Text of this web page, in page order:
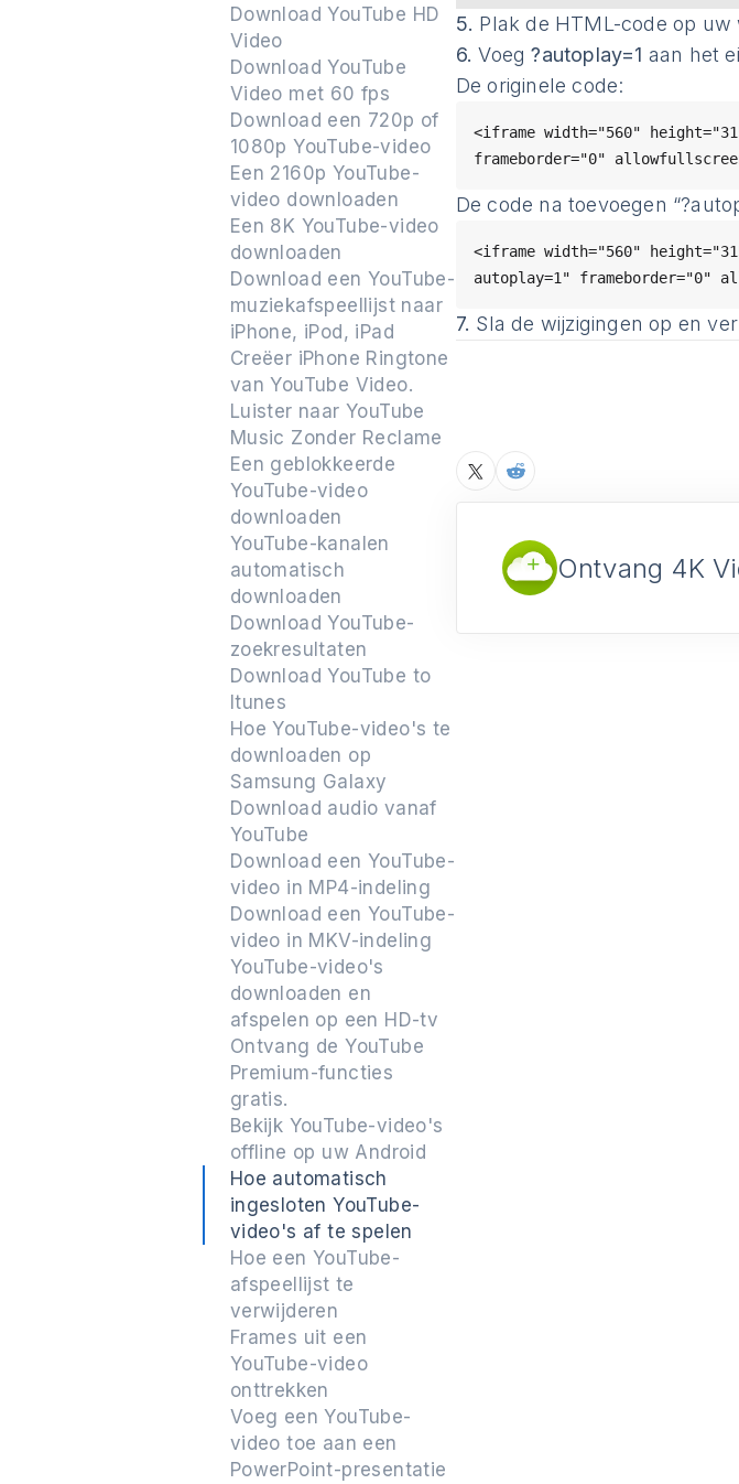
Download YouTube HD
Video
Download YouTube
Video met 60 fps
Download een 720p of
1080p YouTube-video
Een 2160p YouTube-
video downloaden
Een 8K YouTube-video
downloaden
Download een YouTube-
muziekafspeellijst naar
iPhone, iPod, iPad
Creëer iPhone Ringtone
van YouTube Video.
Luister naar YouTube
Music Zonder Reclame
Een geblokkeerde
YouTube-video
downloaden
YouTube-kanalen
automatisch
downloaden
Download YouTube-
zoekresultaten
Download YouTube to
Itunes
Hoe YouTube-video's te
downloaden op
Samsung Galaxy
Download audio vanaf
YouTube
Download een YouTube-
video in MP4-indeling
Download een YouTube-
video in MKV-indeling
YouTube-video's
downloaden en
afspelen op een HD-tv
Ontvang de YouTube
Premium-functies
gratis.
Bekijk YouTube-video's
offline op uw Android
Hoe automatisch
ingesloten YouTube-
video's af te spelen
Hoe een YouTube-
afspeellijst te
verwijderen
Frames uit een
YouTube-video
onttrekken
Voeg een YouTube-
video toe aan een
PowerPoint-presentatie
5. Plak de HTML-code op uw
6. Voeg?autoplay=1 aan het
De originele code:
<iframe width="560"
De code na toevoegen
<iframe width="560"
7. Sla de wijzigingen op en
Ontvang 4K